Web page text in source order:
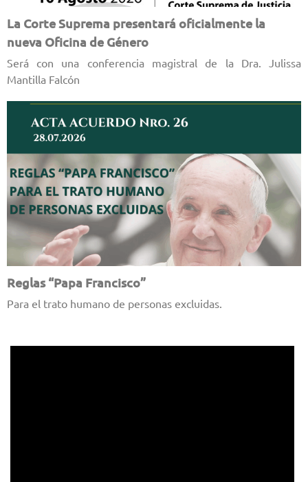
La Corte Suprema presentará oficialmente la
nueva Oficina de Género
Será con una conferencia magistral de la Dra. Julissa
Mantilla Falcón
Reglas “Papa Francisco”
Para el trato humano de personas excluidas.